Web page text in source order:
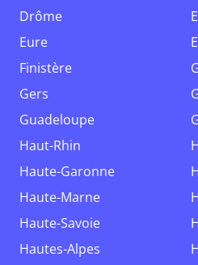
Drôme
Eure
Finistère
Gers
Guadeloupe
Haut-Rhin
Haute-Garonne
Haute-Marne
Haute-Savoie
Hautes-Alpes